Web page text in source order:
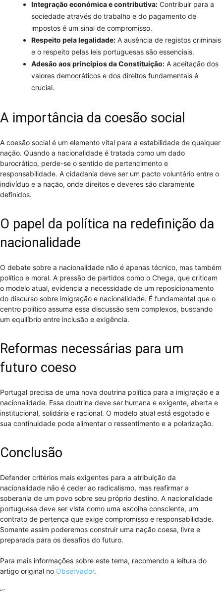
Integração económica e contributiva: Contribuir para a
sociedade através do trabalho e do pagamento de
impostos é um sinal de compromisso.
Respeito pela legalidade: A ausência de registos criminais
e o respeito pelas leis portuguesas são essenciais.
Adesão aos princípios da Constituição: A aceitação dos
valores democráticos e dos direitos fundamentais é
crucial.
A importância da coesão social
A coesão social é um elemento vital para a estabilidade de qualquer
nação. Quando a nacionalidade é tratada como um dado
burocrático, perde-se o sentido de pertencimento e
responsabilidade. A cidadania deve ser um pacto voluntário entre o
indivíduo e a nação, onde direitos e deveres são claramente
definidos.
O papel da política na redefinição da
nacionalidade
O debate sobre a nacionalidade não é apenas técnico, mas também
político e moral. A pressão de partidos como o Chega, que criticam
o modelo atual, evidencia a necessidade de um reposicionamento
do discurso sobre imigração e nacionalidade. É fundamental que o
centro político assuma essa discussão sem complexos, buscando
um equilíbrio entre inclusão e exigência.
Reformas necessárias para um
futuro coeso
Portugal precisa de uma nova doutrina política para a imigração e a
nacionalidade. Essa doutrina deve ser humana e exigente, aberta e
institucional, solidária e racional. O modelo atual está esgotado e
sua continuidade pode alimentar o ressentimento e a polarização.
Conclusão
Defender critérios mais exigentes para a atribuição da
nacionalidade não é ceder ao radicalismo, mas reafirmar a
soberania de um povo sobre seu próprio destino. A nacionalidade
portuguesa deve ser vista como uma escolha consciente, um
contrato de pertença que exige compromisso e responsabilidade.
Somente assim poderemos construir uma nação coesa, livre e
preparada para os desafios do futuro.
Para mais informações sobre este tema, recomendo a leitura do
artigo original no Observador.
“`